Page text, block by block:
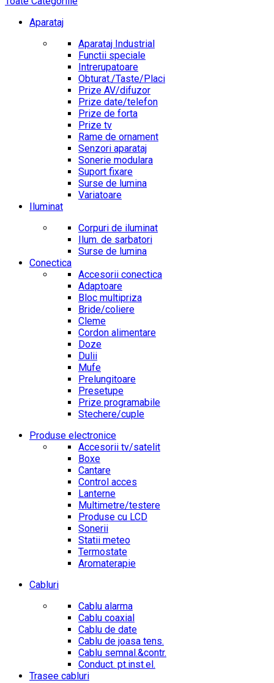
Aparataj
Aparataj Industrial
Functii speciale
Intrerupatoare
Obturat./Taste/Placi
Prize AV/difuzor
Prize date/telefon
Prize de forta
Prize tv
Rame de ornament
Senzori aparataj
Sonerie modulara
Suport fixare
Surse de lumina
Variatoare
Iluminat
Corpuri de iluminat
Ilum. de sarbatori
Surse de lumina
Conectica
Accesorii conectica
Adaptoare
Bloc multipriza
Bride/coliere
Cleme
Cordon alimentare
Doze
Dulii
Mufe
Prelungitoare
Presetupe
Prize programabile
Stechere/cuple
Produse electronice
Accesorii tv/satelit
Boxe
Cantare
Control acces
Lanterne
Multimetre/testere
Produse cu LCD
Sonerii
Statii meteo
Termostate
Aromaterapie
Cabluri
Cablu alarma
Cablu coaxial
Cablu de date
Cablu de joasa tens.
Cablu semnal.&contr.
Conduct. pt.inst.el.
Trasee cabluri